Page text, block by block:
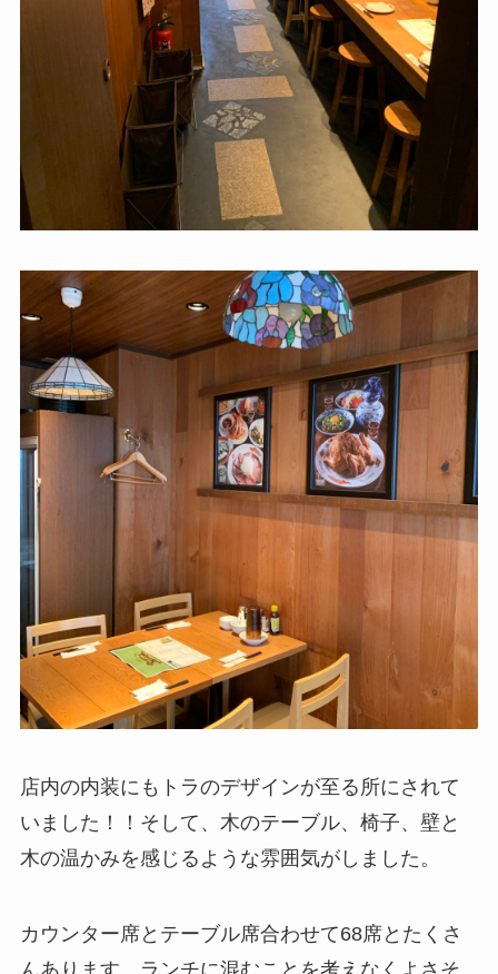
店内の内装にもトラのデザインが至る所にされて
いました！！そして、木のテーブル、椅子、壁と
木の温かみを感じるような雰囲気がしました。
カウンター席とテーブル席合わせて68席とたくさ
んあります。ランチに混むことを考えなくよさそ